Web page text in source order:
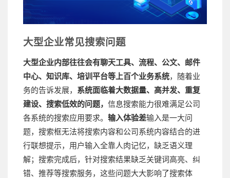
大型企业常见搜索问题
大型企业内部往往会有聊天工具、流程、公文、邮件
中心、知识库、培训平台等上百个业务系统，随着业
务的告诉发展， 系统面临着大数据量、高并发、重复
建设、搜索低效的问题， 信息搜索能力很难满足公司
各系统的搜索应用要求。 输入体验差输入是一大问
题，搜索框无法将搜索内容和公司系统内容结合的进
行联想提示，用户输入全靠人肉记忆，缺乏语义理
解；搜索完成后，针对搜索结果缺乏关键词高亮、纠
错、推荐等搜索服务，这些问题大大影响了搜索体